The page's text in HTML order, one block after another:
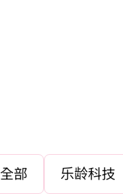
全部 乐龄科技